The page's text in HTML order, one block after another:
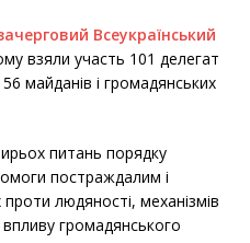
Всеукраїнський
взяли участь 101 делегат
56 майданів і громадянських
питань порядку
постраждалим і
людяності, механізмів
впливу громадянського